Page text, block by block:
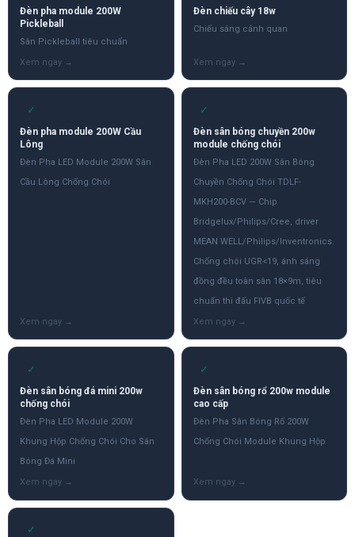
Đèn pha module 200W
Pickleball
Sân Pickleball tiêu chuẩn
Đèn chiếu cây 18w
Chiếu sáng cảnh quan
✓
Đèn pha module 200W Cầu
Lông
Đèn Pha LED Module 200W Sân
Cầu Lông Chống Chói
✓
Đèn sân bóng chuyền 200w
module chống chói
Đèn Pha LED 200W Sân Bóng
Chuyền Chống Chói TDLF-
MKH200-BCV — Chip
Bridgelux/Philips/Cree, driver
MEAN WELL/Philips/Inventronics.
Chống chói UGR<19, ánh sáng
đồng đều toàn sân 18×9m, tiêu
chuẩn thi đấu FIVB quốc tế
✓
Đèn sân bóng đá mini 200w
chống chói
Đèn Pha LED Module 200W
Khung Hộp Chống Chói Cho Sân
Bóng Đá Mini
✓
Đèn sân bóng rổ 200w module
cao cấp
Đèn Pha Sân Bóng Rổ 200W
Chống Chói Module Khung Hộp
✓